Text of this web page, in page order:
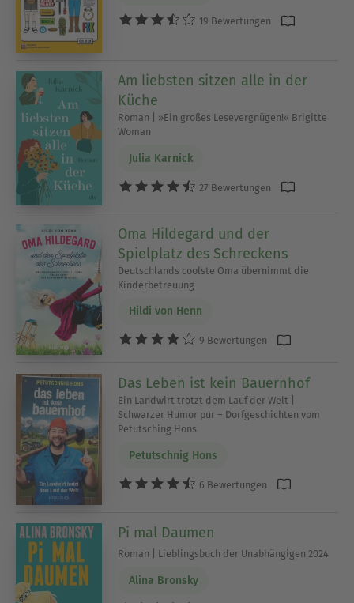
19 Bewertungen
Am liebsten sitzen alle in der
Küche
Roman | »Ein großes Lesevergnügen!« Brigitte
Woman
Julia Karnick
27 Bewertungen
Oma Hildegard und der
Spielplatz des Schreckens
Deutschlands coolste Oma übernimmt die
Kinderbetreuung
Hildi von Henn
9 Bewertungen
Das Leben ist kein Bauernhof
Ein Landwirt trotzt dem Lauf der Welt |
Schwarzer Humor pur – Dorfgeschichten vom
Petutsching Hons
Petutschnig Hons
6 Bewertungen
Pi mal Daumen
Roman | Lieblingsbuch der Unabhängigen 2024
Alina Bronsky